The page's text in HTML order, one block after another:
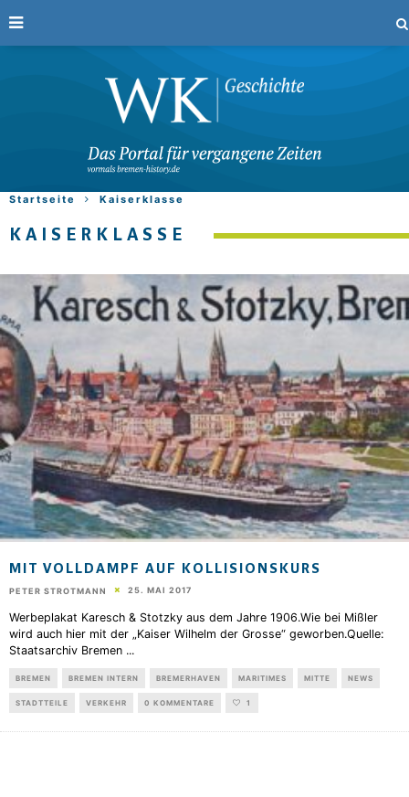
Startseite Kaiserklasse
KAISERKLASSE
MIT VOLLDAMPF AUF KOLLISIONSKURS
PETER STROTMANN 25. MAI 2017
Werbeplakat Karesch & Stotzky aus dem Jahre 1906.Wie bei Mißler
wird auch hier mit der „Kaiser Wilhelm der Grosse“ geworben.Quelle:
Staatsarchiv Bremen ...
BREMEN BREMEN INTERN BREMERHAVEN MARITIMES MITTE NEWS
STADTTEILE VERKEHR 0 KOMMENTARE 1